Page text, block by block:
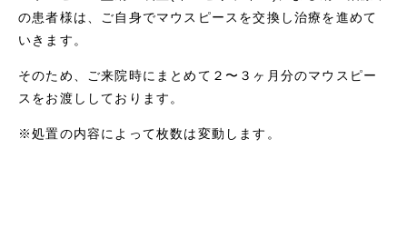
の患者様は、ご自身でマウスピースを交換し治療を進めて
いきます。
そのため、ご来院時にまとめて２〜３ヶ月分のマウスピー
スをお渡ししております。
※処置の内容によって枚数は変動します。